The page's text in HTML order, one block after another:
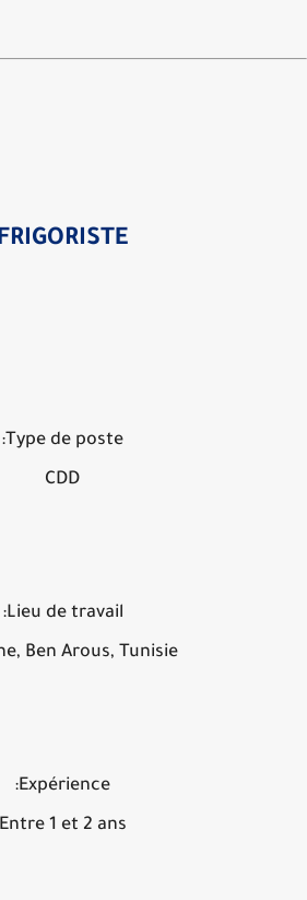
FRIGORISTE
Type de poste:
CDD
Lieu de travail:
Ben Arous, Tunisie
Expérience:
Entre 1 et 2 ans